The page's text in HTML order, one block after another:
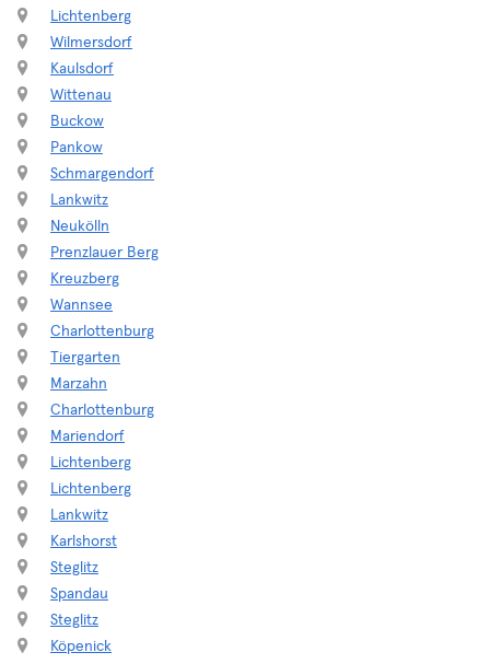
Lichtenberg
Wilmersdorf
Kaulsdorf
Wittenau
Buckow
Pankow
Schmargendorf
Lankwitz
Neukölln
Prenzlauer Berg
Kreuzberg
Wannsee
Charlottenburg
Tiergarten
Marzahn
Charlottenburg
Mariendorf
Lichtenberg
Lichtenberg
Lankwitz
Karlshorst
Steglitz
Spandau
Steglitz
Köpenick